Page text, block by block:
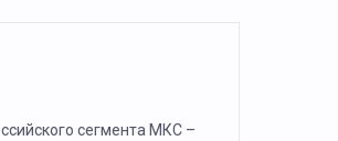
сегмента МКС –